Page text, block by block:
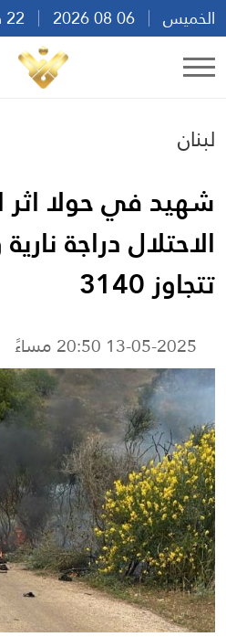
الخميس
05:52
لبنان
شهيد في حولا
الاحتلال دراجة
تتجاوز 3140
13-05-2025 20:50 مساءً